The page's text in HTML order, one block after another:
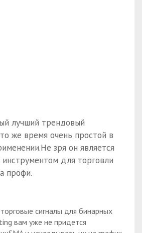
лучший трендовый
же время очень простой в
зря он является
для торговли
профи.
сигналы для бинарных
вам уже не придется